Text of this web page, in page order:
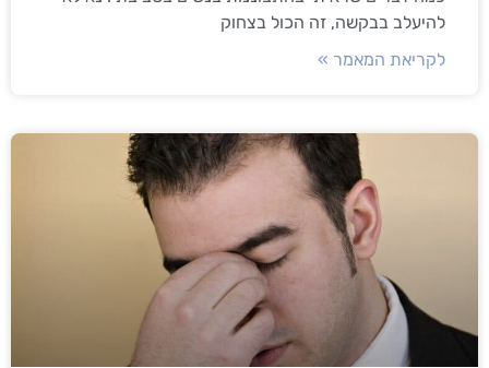
להיעלב בבקשה, זה הכול בצחוק
לקריאת המאמר »